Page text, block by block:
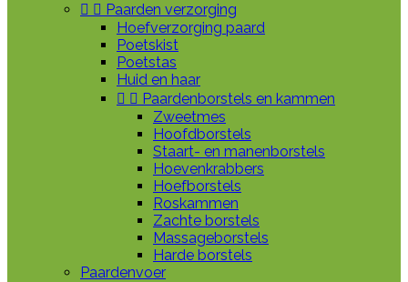
  Paarden verzorging
Hoefverzorging paard
Poetskist
Poetstas
Huid en haar
  Paardenborstels en kammen
Zweetmes
Hoofdborstels
Staart- en manenborstels
Hoevenkrabbers
Hoefborstels
Roskammen
Zachte borstels
Massageborstels
Harde borstels
Paardenvoer